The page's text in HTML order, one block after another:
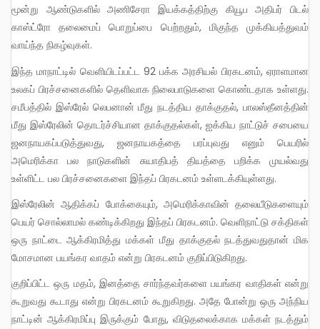
மூன்று ஆண்டுகளில் அணிசேரா இயக்கத்திற்கு கியூப அதிபர் பிடல்
காஸ்ட்ரோ தலைமைப் பொறுப்பை பெற்றதும், மிகுந்த முக்கியத்துவம்
வாய்ந்த நிகழ்வுகள்.
இந்த மாநாட்டில் வெளியிடப்பட்ட 92 பக்க அரசியல் பிரகடனம், ஏராளமான
உலகப் பிரச்சனைகளில் தெளிவாக நிலைபாடுகளை கொண்டதாக உள்ளது.
சமீபத்தில் இஸ்ரேல் லெபனான் மீது நடத்திய தாக்குதல், பாலஸ்தீனத்தின்
மீது இஸ்ரேலின் தொடர்ச்சியான தாக்குதல்கள், ஐக்கிய நாட்டுச் சபையை
ஜனநாயகப்படுத்துவது, ஜனநாயகத்தை பரப்புவது எனும் பெயரில்
அமெரிக்கா பல நாடுகளின் சுயாதிபத் தியத்தை பறிக்க முயல்வது
உள்ளிட்ட பல பிரச்சனைகளை இந்தப் பிரகடனம் உள்ளடக்கியுள்ளது.
இஸ்ரேலின் ஆதிக்கப் போக்கையும், அமெரிக்காவின் தலையீடுகளையும்
பெயர் சொல்லாமல் கண்டிக்கிறது இந்தப் பிரகடனம். வெளிநாட்டு சக்திகள்
ஒரு நாட்டை ஆக்கிரமித்து மக்கள் மீது தாக்குதல் நடத்துவதுதான் மிக
மோசமான பயங்கர வாதம் என்று பிரகடனம் குறிப்பிடுகிறது.
குறிப்பிட்ட ஒரு மதம், இனத்தை சார்ந்தவர்களை பயங்கர வாதிகள் என்று
கூறுவது கூடாது என்று பிரகடனம் கூறுகிறது. அதே போன்று ஒரு அந்நிய
நாட்டின் ஆக்கிரமிப்பு இருக்கும் போது, விடுதலைக்காக மக்கள் நடத்தும்